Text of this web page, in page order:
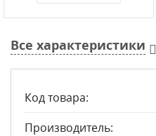
Все характеристики
Код товара:
Производитель: